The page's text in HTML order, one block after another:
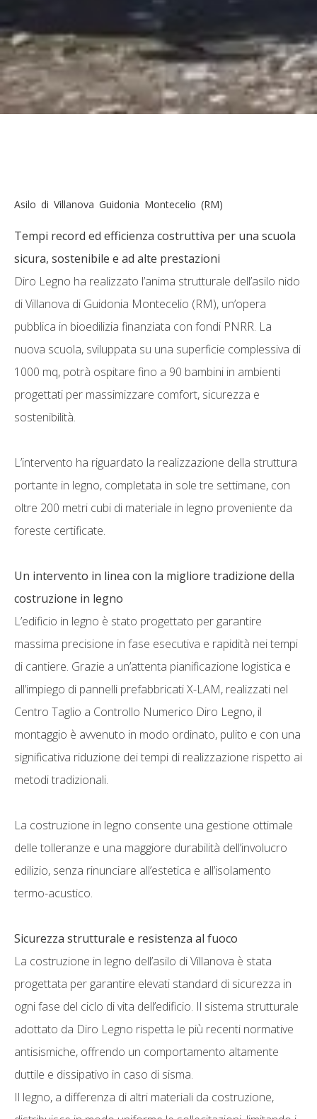
Asilo di Villanova Guidonia Montecelio (RM)
Tempi record ed efficienza costruttiva per una scuola
sicura, sostenibile e ad alte prestazioni
Diro Legno ha realizzato l’anima strutturale dell’asilo nido
di Villanova di Guidonia Montecelio (RM), un’opera
pubblica in bioedilizia finanziata con fondi PNRR. La
nuova scuola, sviluppata su una superficie complessiva di
1000 mq, potrà ospitare fino a 90 bambini in ambienti
progettati per massimizzare comfort, sicurezza e
sostenibilità.
L’intervento ha riguardato la realizzazione della struttura
portante in legno, completata in sole tre settimane, con
oltre 200 metri cubi di materiale in legno proveniente da
foreste certificate.
Un intervento in linea con la migliore tradizione della
costruzione in legno
L’edificio in legno è stato progettato per garantire
massima precisione in fase esecutiva e rapidità nei tempi
di cantiere. Grazie a un’attenta pianificazione logistica e
all’impiego di pannelli prefabbricati X-LAM, realizzati nel
Centro Taglio a Controllo Numerico Diro Legno, il
montaggio è avvenuto in modo ordinato, pulito e con una
significativa riduzione dei tempi di realizzazione rispetto ai
metodi tradizionali.
La costruzione in legno consente una gestione ottimale
delle tolleranze e una maggiore durabilità dell’involucro
edilizio, senza rinunciare all’estetica e all’isolamento
termo-acustico.
Sicurezza strutturale e resistenza al fuoco
La costruzione in legno dell’asilo di Villanova è stata
progettata per garantire elevati standard di sicurezza in
ogni fase del ciclo di vita dell’edificio. Il sistema strutturale
adottato da Diro Legno rispetta le più recenti normative
antisismiche, offrendo un comportamento altamente
duttile e dissipativo in caso di sisma.
Il legno, a differenza di altri materiali da costruzione,